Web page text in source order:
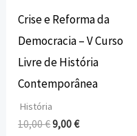
Crise e Reforma da
Democracia – V Curso
Livre de História
Contemporânea
História
10,00€9,00€